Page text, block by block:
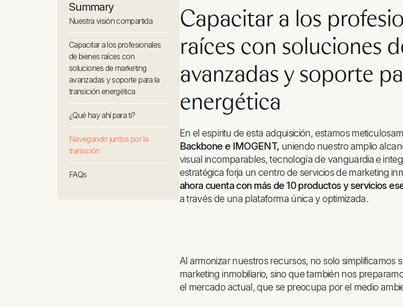
Summary
Nuestra visión compartida
Capacitar a los profesionales
de bienes raíces con
soluciones de marketing
avanzadas y soporte para la
transición energética
¿Qué hay ahí para ti?
Navegando juntos por la
transición
FAQs
Capacitar a los
raíces con soluciones
avanzadas y soporte
energética
En el espíritu de esta adquisición, estamos
Backbone e IMOGENT, uniendo nuestro amplio
visual incomparables, tecnología de vanguardia e
estratégica forja un centro de servicios de marketing
ahora cuenta con más de 10 productos y servicios
a través de una plataforma única y optimizada.
Al armonizar nuestros recursos, no solo simplificamos
marketing inmobiliario, sino que también nos
el mercado actual, que se preocupa por el medio